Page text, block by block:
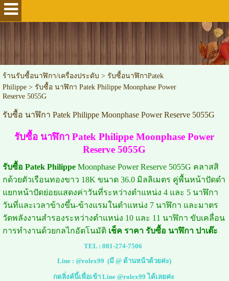
ร้านรับซื้อนาฬิกา/เครื่องประดับ > รับซื้อนาฬิกาPatek
Philippe> รับซื้อ นาฬิกา Patek Philippe Moonphase Power
Reserve 5055G
รับซื้อ นาฬิกา Patek Philippe Moonphase Power Reserve 5055G
รับซื้อ นาฬิกา Patek Philippe Moonphase Power
Reserve 5055G
รับซื้อ Patek Philippe Moonphase Power Reserve 5055G คลาสสิ
กด้วยตัวเรือนทองขาว 18K ขนาด 36.0 มิลลิเมตร คู่พื้นหน้าปัดดำ
แยกหน้าปัดย่อยแสดงค่าวันที่ระหว่างตำแหน่ง 4 และ 5 นาฬิกา
วันที่และเวลาข้างขึ้น-ข้างแรมในตำแหน่ง 7 นาฬิกา และมาตร
วัดพลังงานสำรองระหว่างตำแหน่ง 10 และ 11 นาฬิกา ขับเคลื่อน
การทำงานด้วยกลไกอัตโนมัติ เช็ค ราคา รับซื้อ นาฬิกา ปาเต๊ะ
TEL : 081-274-7506
Line :@rolex99 (มี @ ด้านหน้าด้วยค่ะ)
กดลิ่งค์นี้เพื่อเข้า Line @rolex99 ได้เลยค่ะ